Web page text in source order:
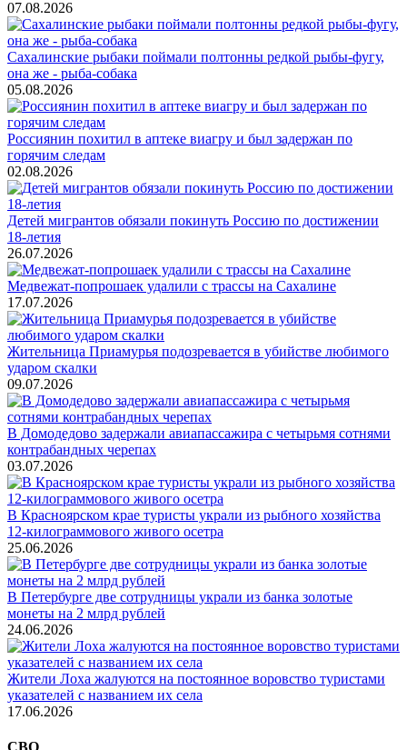
07.08.2026
Сахалинские рыбаки поймали полтонны редкой рыбы-фугу,
она же - рыба-собака
05.08.2026
Россиянин похитил в аптеке виагру и был задержан по
горячим следам
02.08.2026
Детей мигрантов обязали покинуть Россию по достижении
18-летия
26.07.2026
Медвежат-попрошаек удалили с трассы на Сахалине
17.07.2026
Жительница Приамурья подозревается в убийстве любимого
ударом скалки
09.07.2026
В Домодедово задержали авиапассажира с четырьмя сотнями
контрабандных черепах
03.07.2026
В Красноярском крае туристы украли из рыбного хозяйства
12-килограммового живого осетра
25.06.2026
В Петербурге две сотрудницы украли из банка золотые
монеты на 2 млрд рублей
24.06.2026
Жители Лоха жалуются на постоянное воровство туристами
указателей с названием их села
17.06.2026
СВО